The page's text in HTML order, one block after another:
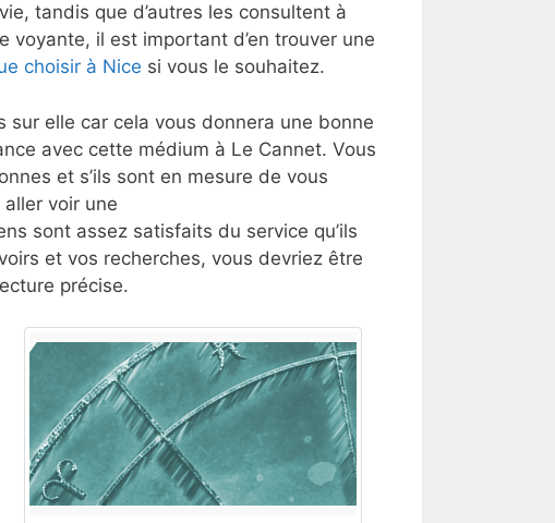
tandis que d’autres les consultent à
il est important d’en trouver une
choisir à Nice si vous le souhaitez.
elle car cela vous donnera une bonne
avec cette médium à Le Cannet. Vous
et s’ils sont en mesure de vous
voir une
sont assez satisfaits du service qu’ils
et vos recherches, vous devriez être
précise.